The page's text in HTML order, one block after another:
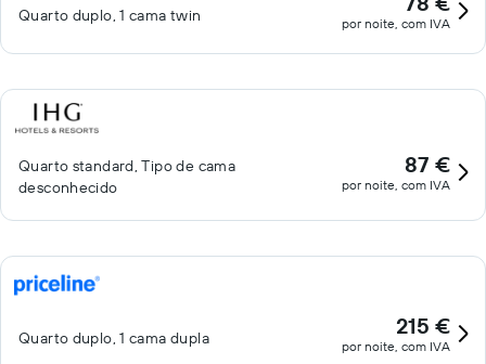
Quarto duplo, 1 cama twin por noite, com IVA
Quarto standard, Tipo de cama
desconhecido
87 €
por noite, com IVA
Quarto duplo, 1 cama dupla 215 €
por noite, com IVA